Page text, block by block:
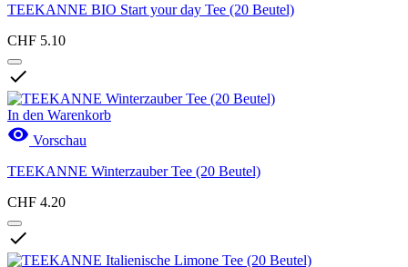
TEEKANNE BIO Start your day Tee (20 Beutel)
CHF 5.10

In den Warenkorb
 Vorschau
TEEKANNE Winterzauber Tee (20 Beutel)
CHF 4.20
